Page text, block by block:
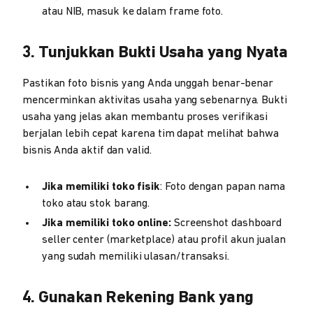
atau NIB, masuk ke dalam frame foto.
3. Tunjukkan Bukti Usaha yang Nyata
Pastikan foto bisnis yang Anda unggah benar-benar
mencerminkan aktivitas usaha yang sebenarnya. Bukti
usaha yang jelas akan membantu proses verifikasi
berjalan lebih cepat karena tim dapat melihat bahwa
bisnis Anda aktif dan valid.
Jika memiliki toko fisik: Foto dengan papan nama
toko atau stok barang.
Jika memiliki toko online:Screenshot dashboard
seller center (marketplace) atau profil akun jualan
yang sudah memiliki ulasan/transaksi.
4. Gunakan Rekening Bank yang